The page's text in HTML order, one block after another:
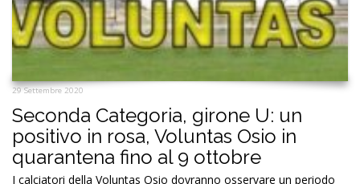
29 Settembre 2020
Seconda Categoria, girone U: un
positivo in rosa, Voluntas Osio in
quarantena fino al 9 ottobre
I calciatori della Voluntas Osio dovranno osservare un periodo